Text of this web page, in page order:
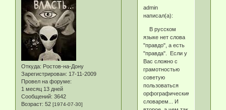
Откуда: Ростов-на-Дону
Зарегистрирован: 17-11-2009
Провел на форуме:
1 месяц 13 дней
Сообщений: 3642
Возраст: 52 [1974-07-30]
admin
написал(а):
В русском
языке нет слова
"правдо", а есть
"правда". Если у
Вас сложно с
грамотностью
советую
пользоваться
орфографическим
словарем... И